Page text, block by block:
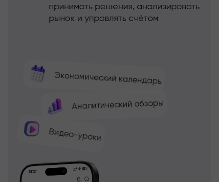
Экономический календарь
Аналитический обзоры
Видео-уроки
принимать решения, анализировать
рынок и управлять счётом